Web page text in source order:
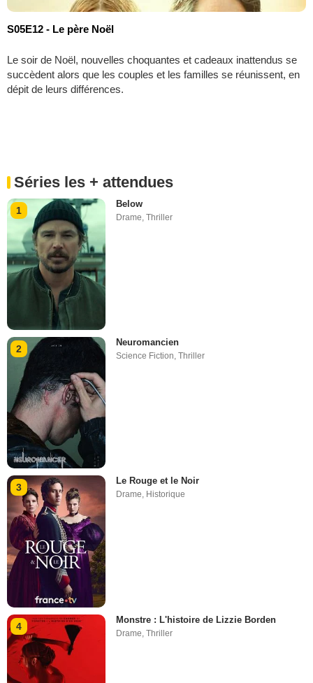
S05E12 - Le père Noël
Le soir de Noël, nouvelles choquantes et cadeaux inattendus se
succèdent alors que les couples et les familles se réunissent, en
dépit de leurs différences.
Séries les + attendues
1
Below
Drame ,Thriller
2
Neuromancien
Science Fiction,Thriller
3
Le Rouge et le Noir
Drame, Historique
4
Monstre : L'histoire de Lizzie Borden
Drame ,Thriller